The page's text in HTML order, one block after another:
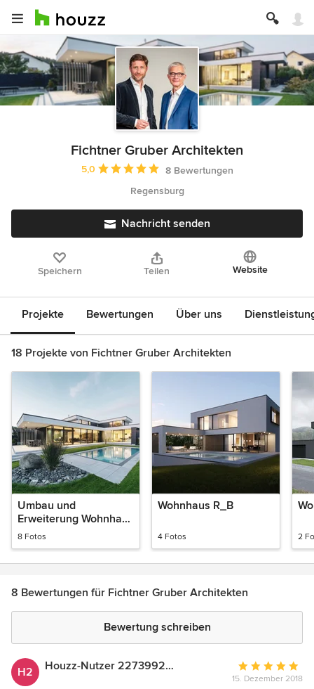
Fichtner Gruber Architekten
Durchschnittliche Bewertung: 5 von 5 Sternen
5,0
8 Bewertungen
Regensburg
Nachricht senden
Speichern Teilen Website
Projekte Bewertungen Über uns
18 Projekte von Fichtner Gruber Architekten
Umbau und
Erweiterung Wohnhaus
Z
8 Fotos
Wohnhaus R_B
4 Fotos 2
8 Bewertungen für Fichtner Gruber Architekten
Bewertung schreiben
H2 Houzz-Nutzer 227399237
Bewertung:
15. Dezember 2018